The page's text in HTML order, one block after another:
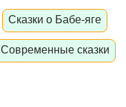
Сказки о Бабе-яге
Современные сказки